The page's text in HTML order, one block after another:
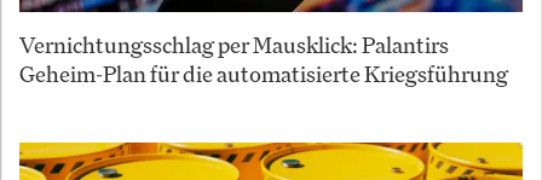
Vernichtungsschlag per Mausklick: Palantirs
Geheim-Plan für die automatisierte Kriegsführung